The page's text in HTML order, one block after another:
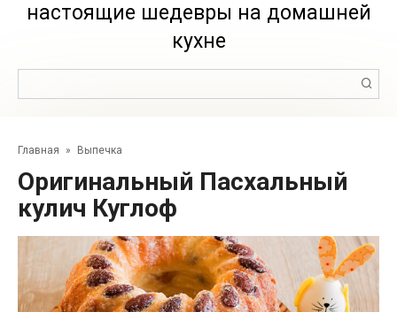
настоящие шедевры на домашней
кухне
Главная » Выпечка
Оригинальный Пасхальный
кулич Куглоф